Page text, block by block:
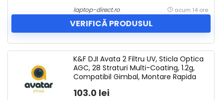
laptop-direct.ro
acum 14 ore
VERIFICĂ PRODUSUL
K&F DJI Avata 2 Filtru UV, Sticla Optica
AGC, 28 Straturi Multi-Coating, 1.2g,
Compatibil Gimbal, Montare Rapida
103.0 lei